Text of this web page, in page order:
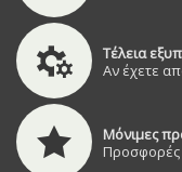
Τέλεια
Αν έχετε
Μόνιμες
Προσφορές